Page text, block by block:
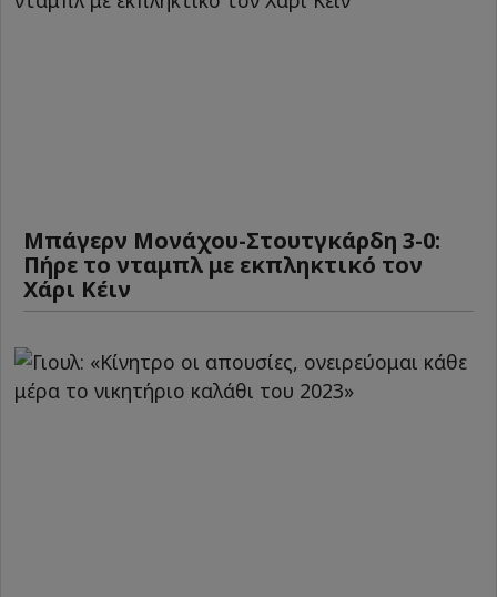
Μπάγερν Μονάχου-Στουτγκάρδη 3-0:
Πήρε το νταμπλ με εκπληκτικό τον
Χάρι Κέιν